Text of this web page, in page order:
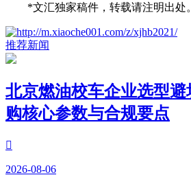
*文汇独家稿件，转载请注明出处。
推荐新闻
北京燃油校车企业选型
购核心参数与合规要点

2026-08-06